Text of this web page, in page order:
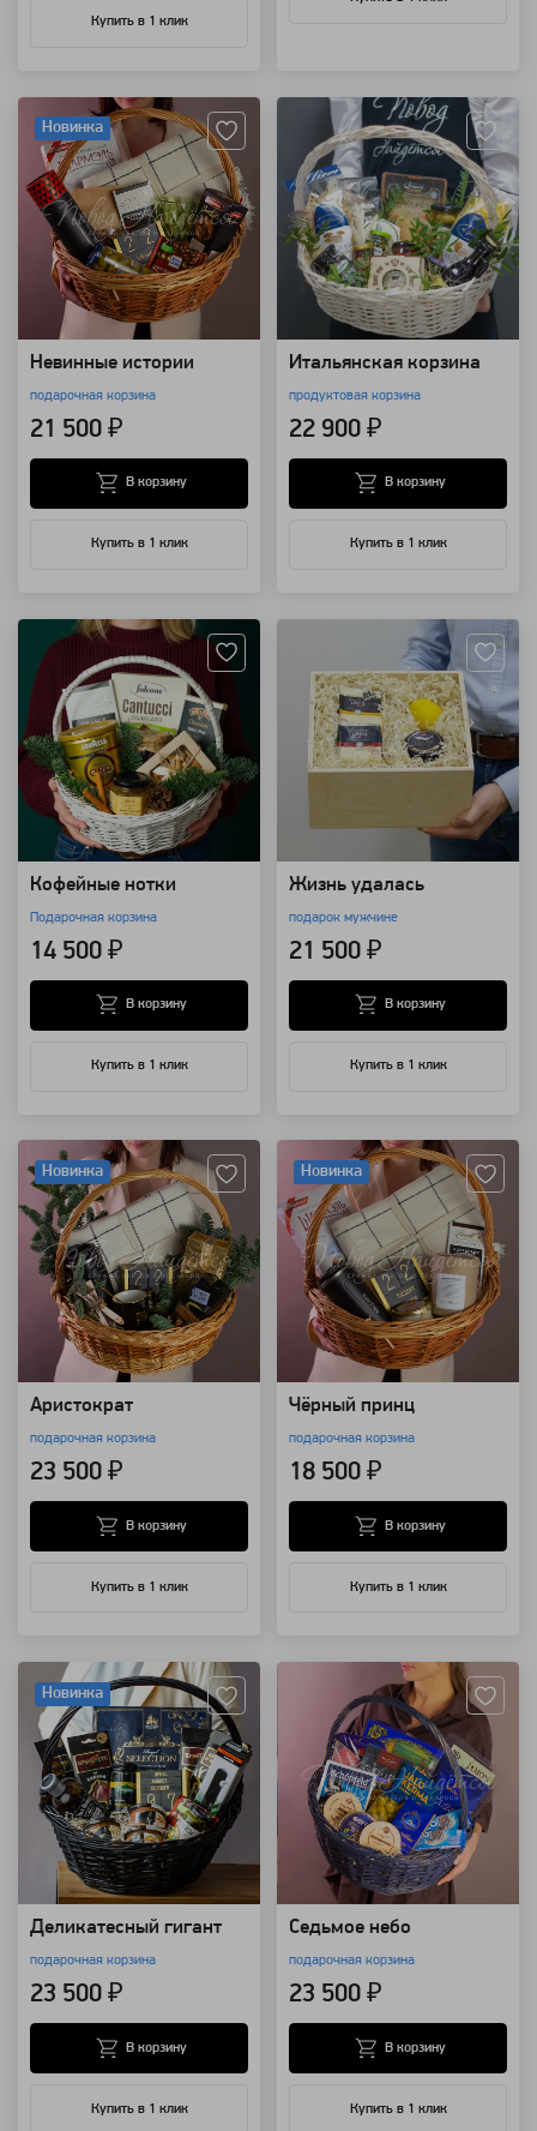
Купить в 1 клик
Новинка
Невинные истории
подарочная корзина
21 500 ₽
Купить в 1 клик
В корзину
Итальянская корзина
продуктовая корзина
22 900 ₽
Купить в 1 клик
В корзину
Кофейные нотки
Подарочная корзина
14 500 ₽
Купить в 1 клик
В корзину
Жизнь удалась
подарок мужчине
21 500 ₽
Купить в 1 клик
В корзину
Новинка
Аристократ
подарочная корзина
23 500 ₽
Купить в 1 клик
В корзину
Новинка
Чёрный принц
подарочная корзина
18 500 ₽
Купить в 1 клик
В корзину
Новинка
Деликатесный гигант
подарочная корзина
23 500 ₽
Купить в 1 клик
В корзину
Седьмое небо
подарочная корзина
23 500 ₽
Купить в 1 клик
В корзину